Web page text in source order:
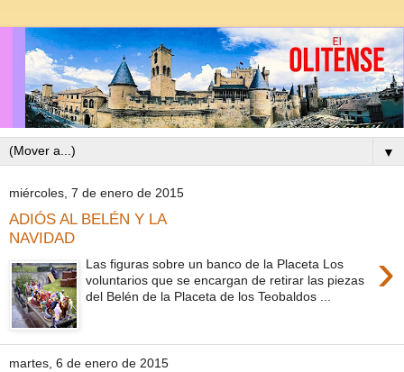
▼
miércoles, 7 de enero de 2015
ADIÓS AL BELÉN Y LA
NAVIDAD
›
Las figuras sobre un banco de la Placeta Los
voluntarios que se encargan de retirar las piezas
del Belén de la Placeta de los Teobaldos ...
martes, 6 de enero de 2015